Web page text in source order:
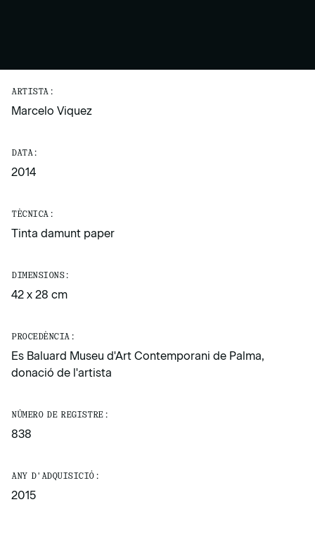
ARTISTA:
Marcelo Viquez
DATA:
2014
TÈCNICA:
Tinta damunt paper
DIMENSIONS:
42 x 28 cm
PROCEDÈNCIA:
Es Baluard Museu d'Art Contemporani de Palma,
donació de l'artista
NÚMERO DE REGISTRE:
838
ANY D'ADQUISICIÓ:
2015